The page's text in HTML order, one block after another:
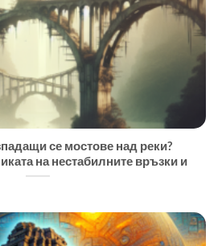
се мостове над реки?
на нестабилните връзки и